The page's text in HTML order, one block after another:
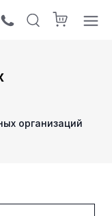
организаций